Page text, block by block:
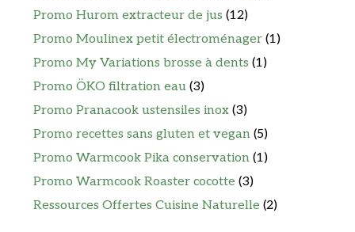
Promo Hurom extracteur de jus (12)
Promo Moulinex petit électroménager (1)
Promo My Variations brosse à dents (1)
Promo ÖKO filtration eau (3)
Promo Pranacook ustensiles inox (3)
Promo recettes sans gluten et vegan (5)
Promo Warmcook Pika conservation (1)
Promo Warmcook Roaster cocotte (3)
Ressources Offertes Cuisine Naturelle (2)